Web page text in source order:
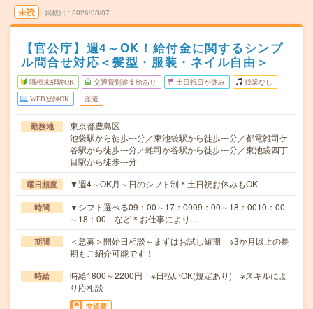
未読 掲載日 2026/08/07
【官公庁】週4～OK！給付金に関するシンプ
ル問合せ対応＜髪型・服装・ネイル自由＞
職種未経験OK 交通費別途支給あり 土日祝日が休み 残業なし
WEB登録OK 派遣
勤務地
東京都豊島区
池袋駅から徒歩---分／東池袋駅から徒歩---分／都電雑司ケ
谷駅から徒歩---分／雑司が谷駅から徒歩---分／東池袋四丁
目駅から徒歩---分
曜日頻度 ▼週4～OK月～日のシフト制＊土日祝お休みもOK
時間
▼シフト選べる09：00～17：0009：00～18：0010：00
～18：00 など＊お仕事により…
期間
＜急募＞開始日相談～まずはお試し短期 ※3か月以上の長
期もご紹介可能です！
時給
時給1800～2200円 ※日払いOK(規定あり) ※スキルによ
り応相談
交通費